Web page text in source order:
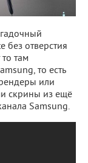
без отверстия
там
то есть
или
скрины из ещё
Samsung.